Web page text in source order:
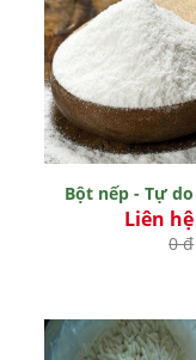
Bột nếp - Tự do
Liên hệ
0 đ